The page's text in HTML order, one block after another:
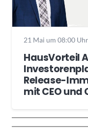
21 Mai um 08:00 Uhr
HausVorteil
Release-
mit CEO und